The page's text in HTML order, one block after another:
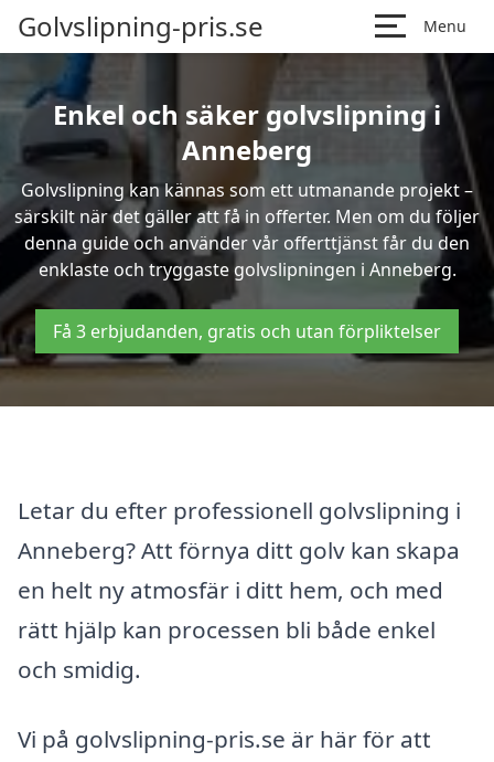
Golvslipning-pris.se Menu
Enkel och säker golvslipning i
Anneberg
Golvslipning kan kännas som ett utmanande projekt –
särskilt när det gäller att få in offerter. Men om du följer
denna guide och använder vår offerttjänst får du den
enklaste och tryggaste golvslipningen i Anneberg.
Få 3 erbjudanden, gratis och utan förpliktelser
Letar du efter professionell golvslipning i
Anneberg? Att förnya ditt golv kan skapa
en helt ny atmosfär i ditt hem, och med
rätt hjälp kan processen bli både enkel
och smidig.
Vi på golvslipning-pris.se är här för att